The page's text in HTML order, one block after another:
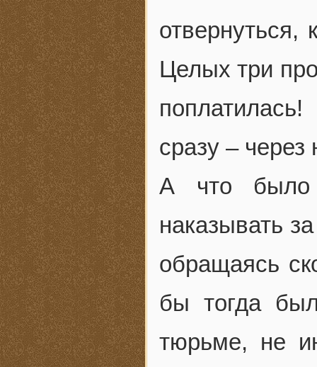
Целых три
сразу –
А что
наказывать
обращаясь
бы тогда
тюрьме, не